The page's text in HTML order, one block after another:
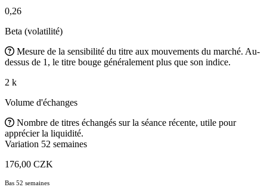
0,26
Beta (volatilité)
Mesure de la sensibilité du titre aux mouvements du marché. Au-
dessus de 1, le titre bouge généralement plus que son indice.
2 k
Volume d'échanges
Nombre de titres échangés sur la séance récente, utile pour
apprécier la liquidité.
Variation 52 semaines
176,00 CZK
Bas 52 semaines